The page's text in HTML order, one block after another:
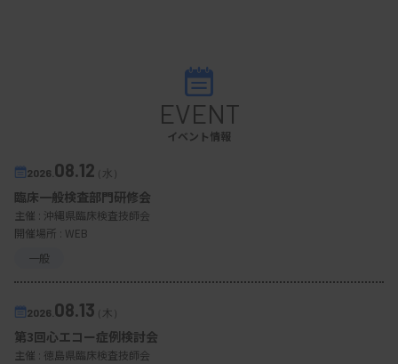
EVENT
イベント情報
2026. 08.12（水）
臨床一般検査部門研修会
主催 : 沖縄県臨床検査技師会
開催場所 : WEB
一般
2026. 08.13（木）
第3回心エコー症例検討会
主催 : 徳島県臨床検査技師会